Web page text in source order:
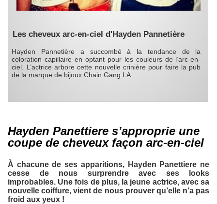
Les cheveux arc-en-ciel d'Hayden Pannetière
Hayden Pannetière a succombé à la tendance de la
coloration capillaire en optant pour les couleurs de l’arc-en-
ciel. L’actrice arbore cette nouvelle crinière pour faire la pub
de la marque de bijoux Chain Gang LA.
Hayden Panettiere s’approprie une
coupe de cheveux façon arc-en-ciel
À chacune de ses apparitions, Hayden Panettiere ne
cesse de nous surprendre avec ses looks
improbables. Une fois de plus, la jeune actrice, avec sa
nouvelle coiffure, vient de nous prouver qu’elle n’a pas
froid aux yeux !